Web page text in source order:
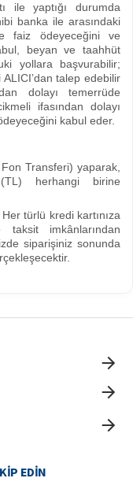
ile yaptığı durumda
banka ile arasındaki
faiz ödeyeceğini ve
beyan ve taahhüt
yollara başvurabilir;
talep edebilir
dolayı temerrüde
ifasından dolayı
kabul eder.
Transferi) yaparak,
(TL) herhangi birine
türlü kredi kartınıza
imkânlarından
siparişiniz sonunda
EDIN